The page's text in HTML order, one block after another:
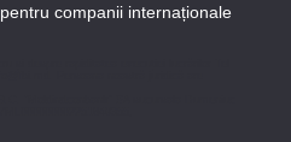
companii internaționale